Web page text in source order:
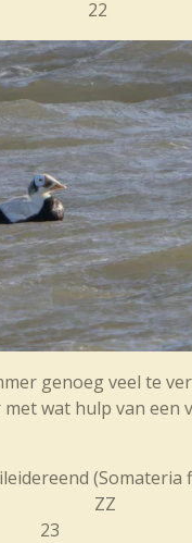
22
veel te ver
wat hulp van een
(Somateria
23